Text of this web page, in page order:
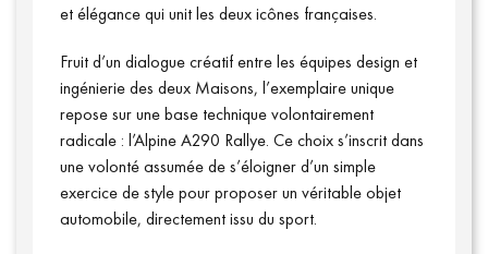
Vidéos
et élégance qui unit les deux icônes françaises.
Fruit d’un dialogue créatif entre les équipes design et
ingénierie des deux Maisons, l’exemplaire unique
repose sur une base technique volontairement
radicale : l’Alpine A290 Rallye. Ce choix s’inscrit dans
une volonté assumée de s’éloigner d’un simple
exercice de style pour proposer un véritable objet
automobile, directement issu du sport.